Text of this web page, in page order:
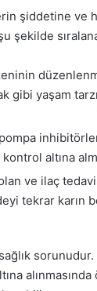
şiddetine ve
şekilde
gibi yaşam
altına
ve ilaç
tekrar karın